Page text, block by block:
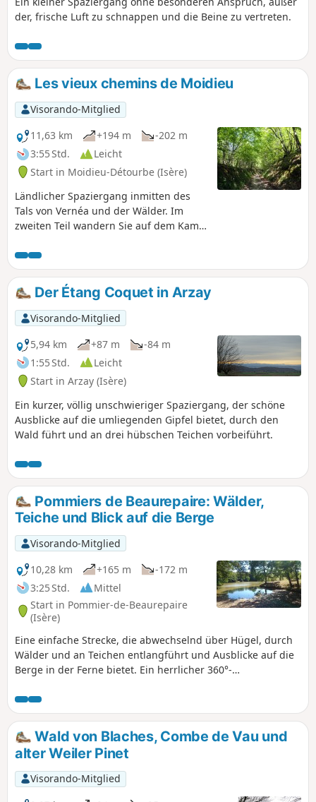
der, frische Luft zu schnappen und die Beine zu vertreten.
Les vieux chemins de Moidieu
Visorando-Mitglied
11,63 km
+194 m
-202 m
3:55 Std.
Leicht
Start in Moidieu-Détourbe (Isère)
Ländlicher Spaziergang inmitten des
Tals von Vernéa und der Wälder. Im
zweiten Teil wandern Sie auf dem Kamm
schönen Blick auf die Berge des Pilat.
Der Étang Coquet in Arzay
Visorando-Mitglied
5,94 km
+87 m
-84 m
1:55 Std.
Leicht
Start in Arzay (Isère)
Ein kurzer, völlig unschwieriger Spaziergang, der schöne
Ausblicke auf die umliegenden Gipfel bietet, durch den
Wald führt und an drei hübschen Teichen vorbeiführt.
Pommiers de Beaurepaire: Wälder,
Teiche und Blick auf die Berge
Visorando-Mitglied
10,28 km
+165 m
-172 m
3:25 Std.
Mittel
Start in Pommier-de-Beaurepaire
(Isère)
Eine einfache Strecke, die abwechselnd über Hügel, durch
Wälder und an Teichen entlangführt und Ausblicke auf die
Berge in der Ferne bietet. Ein herrlicher 360°-
Wald von Blaches, Combe de Vau und
alter Weiler Pinet
Visorando-Mitglied